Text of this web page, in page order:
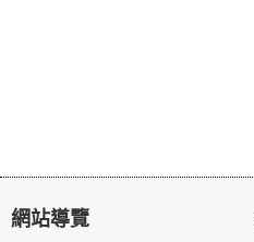
網站導覽